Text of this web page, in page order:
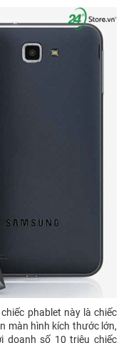
phablet này là chiếc
màn hình kích thước lớn,
doanh số 10 triệu chiếc